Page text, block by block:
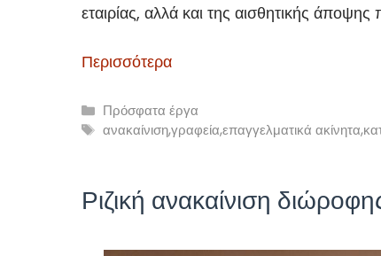
εταιρίας, αλλά και της αισθητικής
Περισσότερα
Κατηγορίες
Πρόσφατα έργα
Ετικέτες
ανακαίνιση,γραφεία,επαγγελματικά ακίνητα,
Ριζική ανακαίνιση